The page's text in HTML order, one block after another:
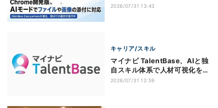
2026/07/31 13:43
キャリア/スキル
マイナビ TalentBase、AIと独
自スキル体系で人材可視化を強
化
2026/07/31 12:59